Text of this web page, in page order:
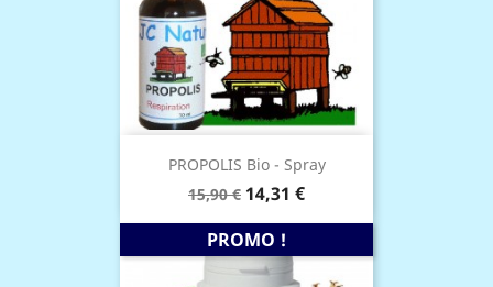
PROPOLIS Bio - Spray
Prix
base
15,90 € Prix
14,31 €
PROMO !